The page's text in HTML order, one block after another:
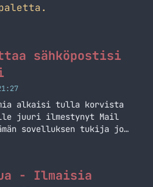
sähköpostisi
alkaisi tulla korvista
juuri ilmestynyt Mail
sovelluksen tukija jo
itselleni hieman
ja iPadille. Tähän
- Ilmaisia